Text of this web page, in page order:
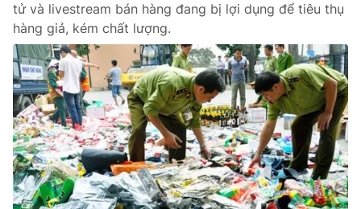
tử và livestream bán hàng đang bị lợi dụng để tiêu thụ
hàng giả, kém chất lượng.